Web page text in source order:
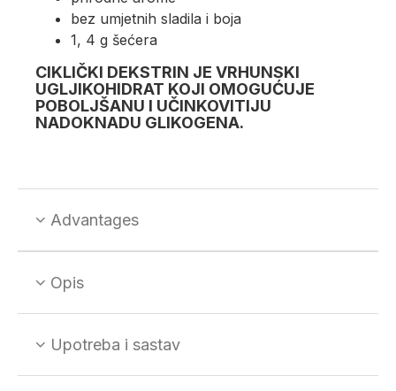
bez umjetnih sladila i boja
1, 4 g šećera
CIKLIČKI DEKSTRIN JE VRHUNSKI
UGLJIKOHIDRAT KOJI OMOGUĆUJE
POBOLJŠANU I UČINKOVITIJU
NADOKNADU GLIKOGENA.
Advantages
Opis
Upotreba i sastav